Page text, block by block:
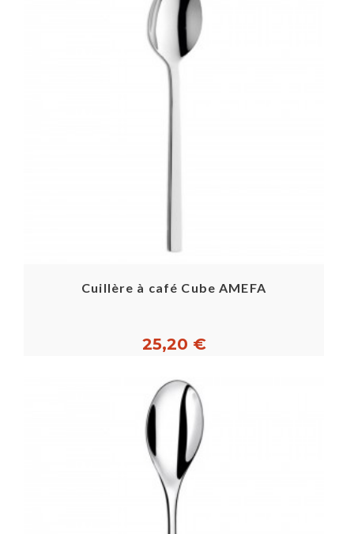
Cuillère à café Cube AMEFA
25,20 €